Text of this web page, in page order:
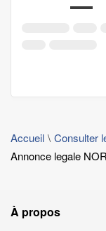
Accueil Consulter
Annonce legale
À propos